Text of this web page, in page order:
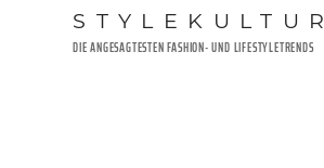
STYLEKULTUR
DIE ANGESAGTESTEN FASHION- UND LIFESTYLETRENDS